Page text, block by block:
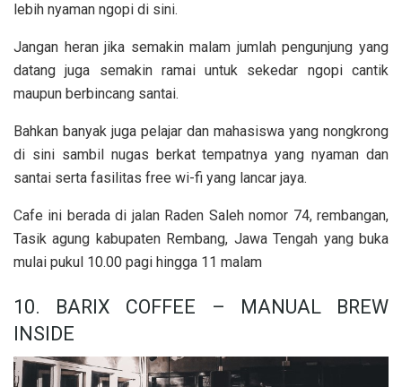
lebih nyaman ngopi di sini.
Jangan heran jika semakin malam jumlah pengunjung yang
datang juga semakin ramai untuk sekedar ngopi cantik
maupun berbincang santai.
Bahkan banyak juga pelajar dan mahasiswa yang nongkrong
di sini sambil nugas berkat tempatnya yang nyaman dan
santai serta fasilitas free wi-fi yang lancar jaya.
Cafe ini berada di jalan Raden Saleh nomor 74, rembangan,
Tasik agung kabupaten Rembang, Jawa Tengah yang buka
mulai pukul 10.00 pagi hingga 11 malam
10. BARIX COFFEE – MANUAL BREW
INSIDE